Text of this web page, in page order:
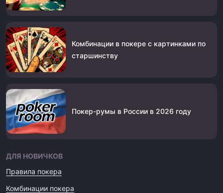
Комбинации в покере с картинками по
старшинству
Покер-румы в России в 2026 году
ДЛЯ НОВИЧКОВ
Правила покера
Комбинации покера